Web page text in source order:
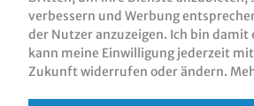
verbessern und Werbung
der Nutzer anzuzeigen. Ich bin
kann meine Einwilligung jederzeit
Zukunft widerrufen oder ändern.